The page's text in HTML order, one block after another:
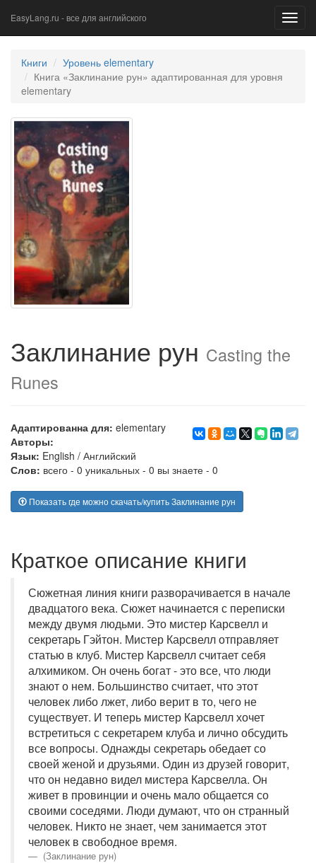
EasyLang.ru - все для английского
Книги
Уровень elementary
Книга «Заклинание рун» адаптированная для уровня
elementary
Заклинание рун Casting the
Runes
Адаптированна для: elementary
Авторы:
Язык: English / Английский
Слов: всего - 0 уникальных - 0 вы знаете - 0
Показать где можно скачать/купить Заклинание рун
Краткое описание книги
Сюжетная линия книги разворачивается в начале
двадцатого века. Сюжет начинается с переписки
между двумя людьми. Это мистер Карсвелл и
секретарь Гэйтон. Мистер Карсвелл отправляет
статью в клуб. Мистер Карсвелл считает себя
алхимиком. Он очень богат - это все, что люди
знают о нем. Большинство считает, что этот
человек либо лжет, либо верит в то, чего не
существует. И теперь мистер Карсвелл хочет
встретиться с секретарем клуба и лично обсудить
все вопросы. Однажды секретарь обедает со
своей женой и друзьями. Один из друзей говорит,
что он недавно видел мистера Карсвелла. Он
живет в провинции и очень мало общается со
своими соседями. Люди думают, что он странный
человек. Никто не знает, чем занимается этот
человек в свободное время.
(Заклинание рун)